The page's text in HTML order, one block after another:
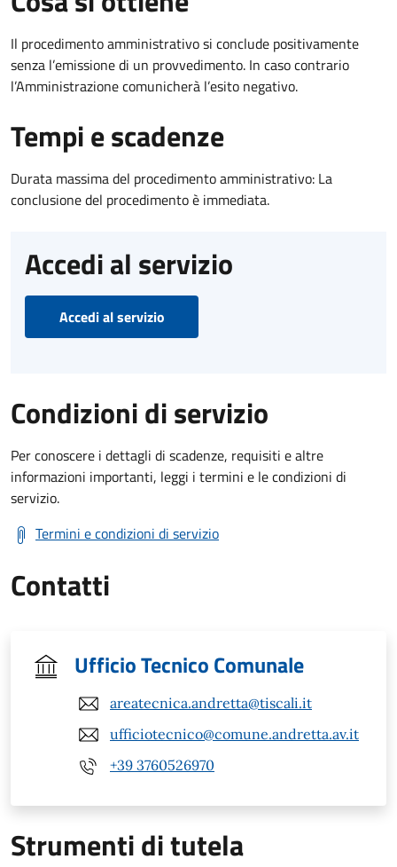
Il procedimento amministrativo si conclude positivamente
senza l’emissione di un provvedimento. In caso contrario
l’Amministrazione comunicherà l’esito negativo.
Tempi e scadenze
Durata massima del procedimento amministrativo: La
conclusione del procedimento è immediata.
Accedi al servizio
Accedi al servizio
Condizioni di servizio
Per conoscere i dettagli di scadenze, requisiti e altre
informazioni importanti, leggi i termini e le condizioni di
servizio.
Termini e condizioni di servizio
Contatti
Ufficio Tecnico Comunale
areatecnica.andretta@tiscali.it
ufficiotecnico@comune.andretta.av.it
+39 3760526970
Strumenti di tutela